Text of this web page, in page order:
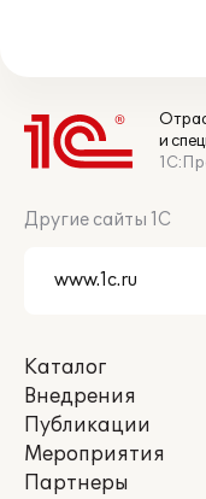
и
Другие сайты 1С
Каталог
Внедрения
Публикации
Мероприятия
Партнеры